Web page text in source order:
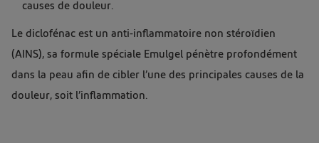
causes de douleur.
Le diclofénac est un anti-inflammatoire non stéroïdien
(AINS), sa formule spéciale Emulgel pénètre profondément
dans la peau afin de cibler l’une des principales causes de la
douleur, soit l’inflammation.